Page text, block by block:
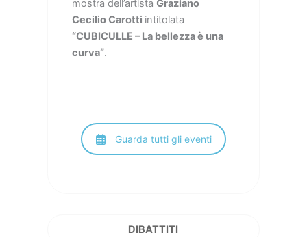
mostra dell’artista Graziano
Cecilio Carotti intitolata
“CUBICULLE – La bellezza è una
curva”.
Guarda tutti gli eventi
DIBATTITI